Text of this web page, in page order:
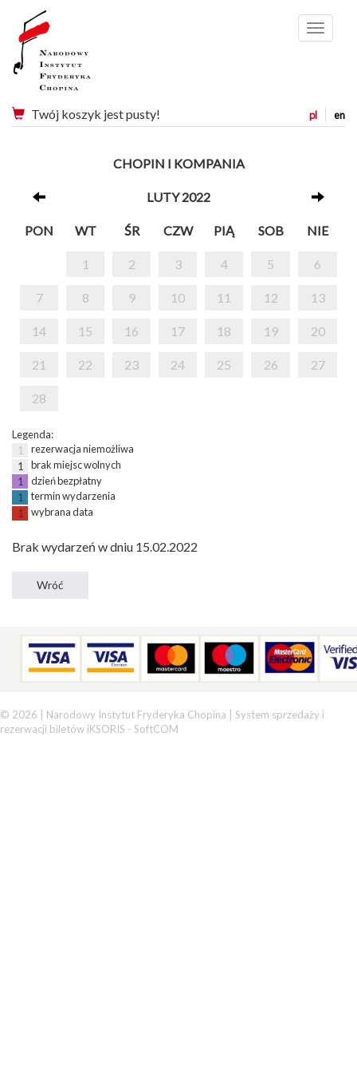
Menu
pl en
Twój koszyk jest pusty!
CHOPIN I KOMPANIA
LUTY 2022
PON WT ŚR CZW PIĄ SOB NIE
1 2 3 4 5 6
7 8 9 10 11 12 13
14 15 16 17 18 19 20
21 22 23 24 25 26 27
28
Legenda:
1
rezerwacja niemożliwa
1
brak miejsc wolnych
1
dzień bezpłatny
1
termin wydarzenia
1
wybrana data
Brak wydarzeń w dniu 15.02.2022
© 2026 | Narodowy Instytut Fryderyka Chopina | System sprzedaży i
rezerwacji biletów iKSORIS - SoftCOM